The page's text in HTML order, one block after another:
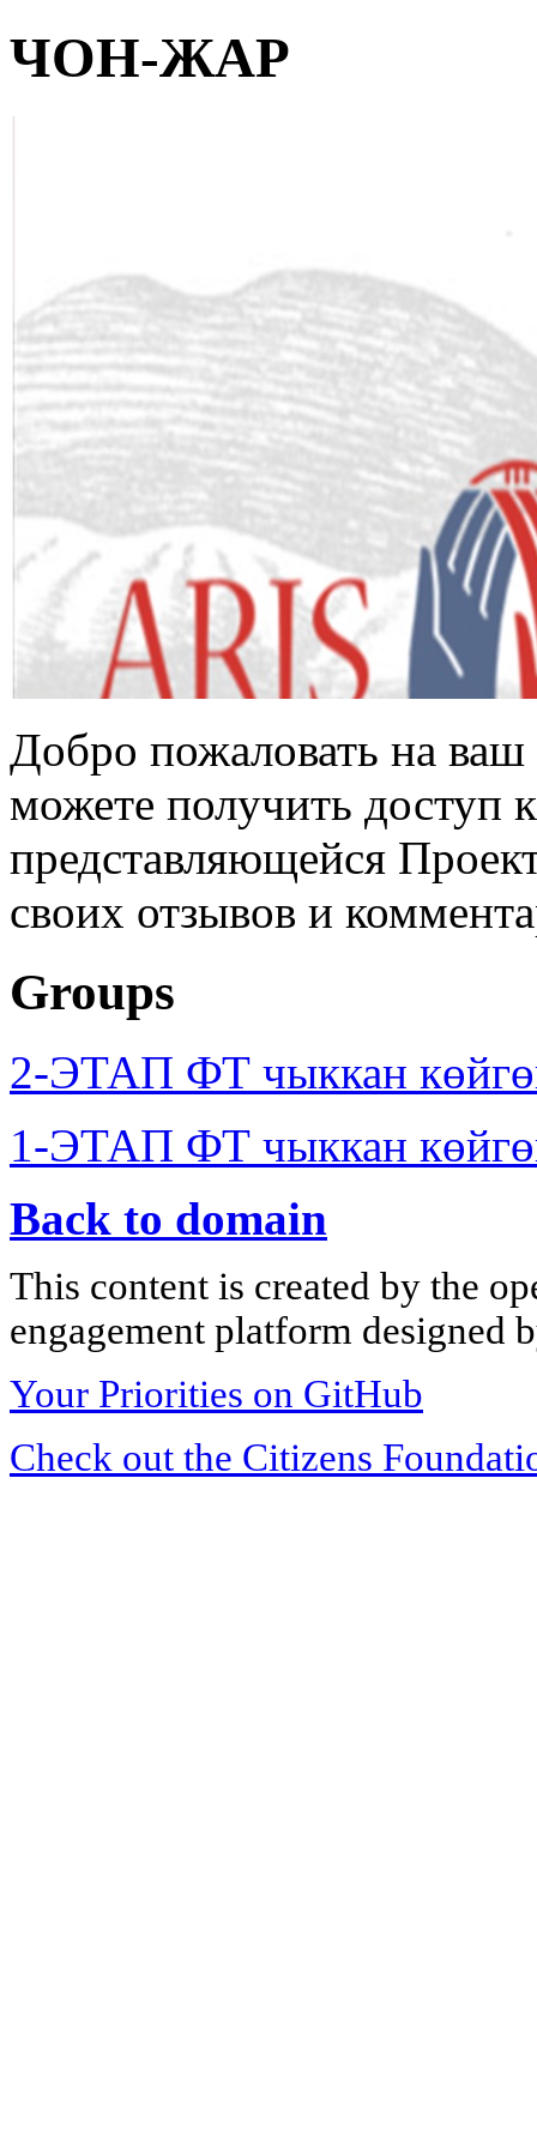
ЧОН-ЖАР
Добро пожаловать на
можете получить доступ
представляющейся
своих отзывов и
Groups
2-ЭТАП ФТ чыккан
1-ЭТАП ФТ чыккан
Back to domain
This content is created by the
engagement platform designed
Your Priorities on GitHub
Check out the Citizens